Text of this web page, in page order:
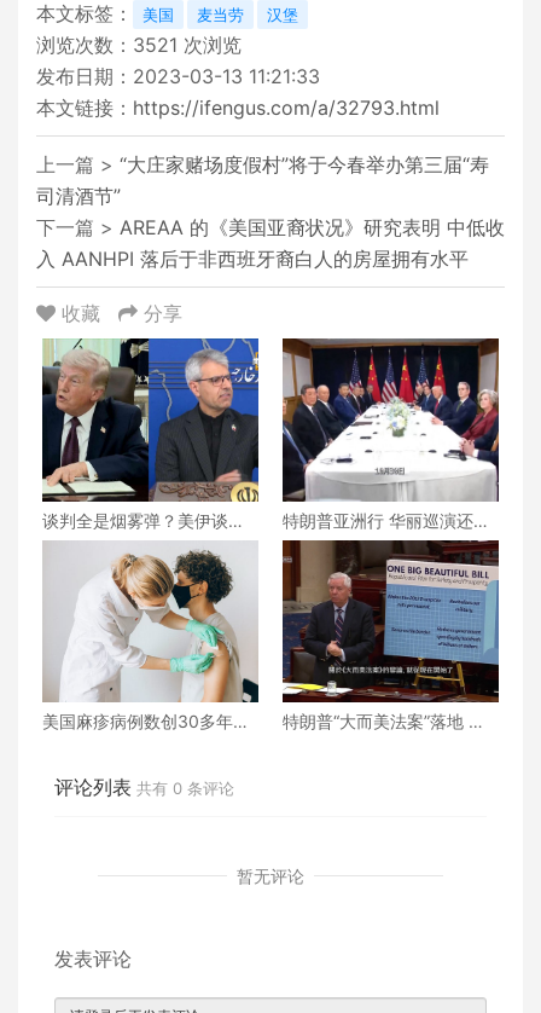
本文标签：
美国 麦当劳 汉堡
浏览次数： 3521 次浏览
发布日期：2023-03-13 11:21:33
本文链接： https://ifengus.com/a/32793.html
上一篇 > “大庄家赌场度假村”将于今春举办第三届“寿
司清酒节”
下一篇 > AREAA 的《美国亚裔状况》研究表明 中低收
入 AANHPI 落后于非西班牙裔白人的房屋拥有水平
收藏 分享
谈判全是烟雾弹？美伊谈判
还能继续下去吗？真相究竟
特朗普亚洲行 华丽巡演还是
战略博弈？
美国麻疹病例数创30多年来
特朗普“大而美法案”落地 誰
评论列表 共有 0 条评论
暂无评论
发表评论